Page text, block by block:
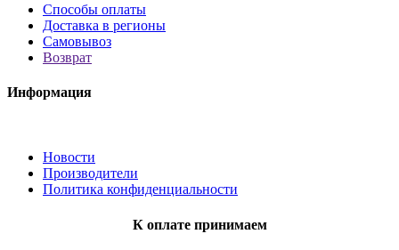
Способы оплаты
Доставка в регионы
Самовывоз
Возврат
Информация
Новости
Производители
Политика конфиденциальности
К оплате принимаем